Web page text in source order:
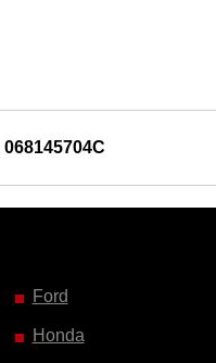
068145704C
Ford
Honda